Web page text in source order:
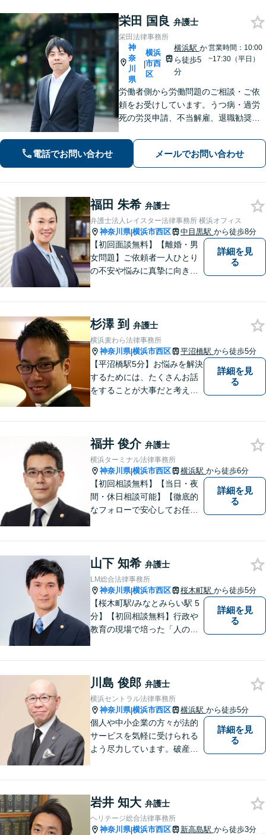
栄田 国良 弁護士
栄田法律事務所
神
奈
川
県
|
横浜
市西
区
横浜駅 か
ら徒歩5
分
営業時間：10:00
~17:30（平日）
労働者側から労働問題のご相談・ご依
頼をお受けしています。うつ病・過労
死の労災申請、不当解雇、退職勧奨、
ださい。
電話でお問い合わせ メールでお問い合わせ
福田 朱希 弁護士
弁護士法人レイスター法律事務所 横浜オフィス
神奈川県|横浜市西区 中目黒駅 から徒歩8分
【初回面談無料】【離婚・男
女問題】ご依頼者一人ひとり
の不安や悩みに真摯に向き合
心してご相談ください。 あな
たにとって最良の道を共に探
してまいります。【休日面談
可】
詳細を見
る
杉澤 到 弁護士
横浜麦わら法律事務所
神奈川県|横浜市西区 平沼橋駅 から徒歩5分
【平沼橋駅5分】お悩みを解決
するためには、たくさんお話
をすることが大事だと考えて
悩みが無く幸せな将来を、私
と一緒に考えてみませんか。
詳細を見
る
福井 俊介 弁護士
横浜ターミナル法律事務所
神奈川県|横浜市西区 横浜駅 から徒歩6分
【初回相談無料】【当日・夜
間・休日相談可能】【徹底的
なフォローで安心してお任せ
す。小さなお悩みから大きな
トラブルまでご相談くださ
い。
詳細を見
る
山下 知希 弁護士
LM総合法律事務所
神奈川県|横浜市西区 桜木町駅 から徒歩5分
【桜木町駅/みなとみらい駅 5
分】【初回相談無料】行政や
教育の現場で培った「人の話
ください。「相談してよかっ
た」と思える解決を共に目指
します。
詳細を見
る
川島 俊郎 弁護士
横浜セントラル法律事務所
神奈川県|横浜市西区 横浜駅 から徒歩5分
個人や中小企業の方々が法的
サービスを気軽に受けられる
よう尽力しています。破産・
倒産法に関する分野での豊富
な経験があります。
詳細を見
る
岩井 知大 弁護士
ヘリテージ総合法律事務所
神奈川県|横浜市西区 新高島駅 から徒歩3分